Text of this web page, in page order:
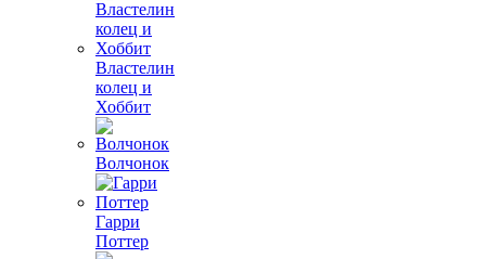
Властелин
колец и
Хоббит
Волчонок
Гарри
Поттер